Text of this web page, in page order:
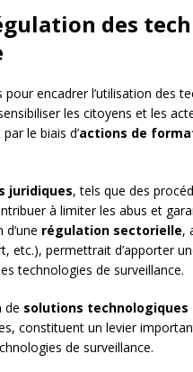
des
encadrer l’utilisation des
les citoyens et les
le biais d’actions de
juridiques, tels que des
à limiter les abus et
régulation sectorielle,
etc.), permettrait d’apporter
technologies de surveillance.
de solutions
constituent un levier
de surveillance.